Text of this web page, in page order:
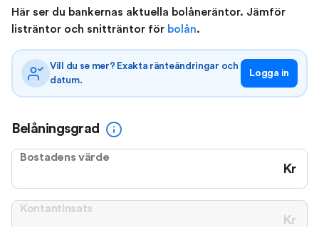
Här ser du bankernas aktuella bolåneräntor. Jämför
listräntor och snitträntor för bolån.
Vill du se mer? Exakta ränteändringar och
datum.
Logga in
Belåningsgrad
Bostadens värde
Kr
Kontantinsats
Kr